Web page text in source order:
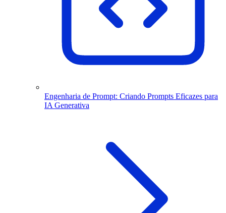
Engenharia de Prompt: Criando Prompts Eficazes para
IA Generativa